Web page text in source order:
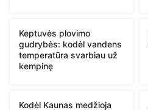
Keptuvės plovimo
gudrybės: kodėl vandens
temperatūra svarbiau už
kempinę
Kodėl Kaunas medžioja